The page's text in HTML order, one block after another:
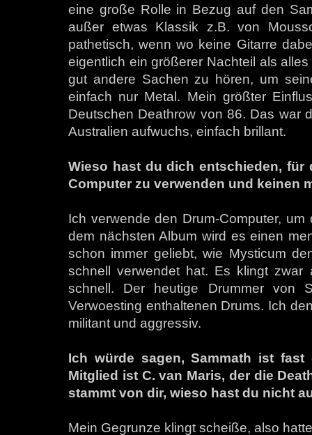
eine große Rolle in Bezug auf den
außer etwas Klassik z.B. von
pathetisch, wenn wo keine Gitarre
eigentlich ein größerer Nachteil als
gut andere Sachen zu hören, um
einfach nur Metal. Mein größter
Deutschen Deathrow von 86. Das war
Australien aufwuchs, einfach brillant.
Wieso hast du dich entschieden, für
Computer zu verwenden und keinen
Ich verwende den Drum-Computer,
dem nächsten Album wird es einen
schon immer geliebt, wie Mysticum
schnell verwendet hat. Es klingt zwar
schnell. Der heutige Drummer von
Verwoesting enthaltenen Drums. Ich
militant und aggressiv.
Ich würde sagen, Sammath ist fast
Mitglied ist C. van Maris, der die
stammt von dir, wieso hast du nicht
Mein Gegrunze klingt scheiße, also